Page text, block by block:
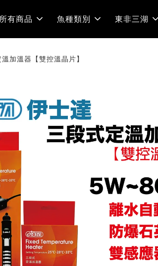
所有商品 魚種類別 東非三湖
加溫器【雙控溫晶片】